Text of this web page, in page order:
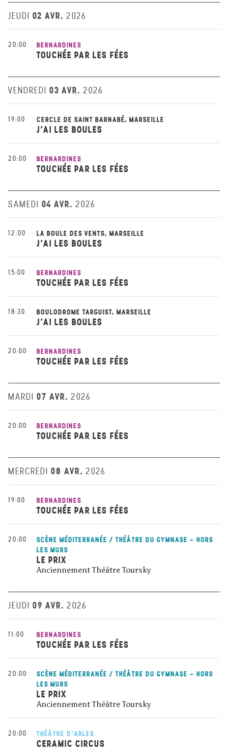
JEUDI 02 AVR. 2026
20:00 BERNARDINES
TOUCHÉE PAR LES FÉES
VENDREDI 03 AVR. 2026
19:00 CERCLE DE SAINT BARNABÉ, MARSEILLE
J'AI LES BOULES
20:00 BERNARDINES
TOUCHÉE PAR LES FÉES
SAMEDI 04 AVR. 2026
12:00 LA BOULE DES VENTS, MARSEILLE
J'AI LES BOULES
15:00 BERNARDINES
TOUCHÉE PAR LES FÉES
18:30 BOULODROME TARGUIST, MARSEILLE
J'AI LES BOULES
20:00 BERNARDINES
TOUCHÉE PAR LES FÉES
MARDI 07 AVR. 2026
20:00 BERNARDINES
TOUCHÉE PAR LES FÉES
MERCREDI 08 AVR. 2026
19:00 BERNARDINES
TOUCHÉE PAR LES FÉES
20:00
SCÈNE MÉDITERRANÉE / THÉÂTRE DU GYMNASE - HORS
LES MURS
LE PRIX
Anciennement Théâtre Toursky
JEUDI 09 AVR. 2026
11:00 BERNARDINES
TOUCHÉE PAR LES FÉES
20:00
SCÈNE MÉDITERRANÉE / THÉÂTRE DU GYMNASE - HORS
LES MURS
LE PRIX
Anciennement Théâtre Toursky
20:00 THÉÂTRE D'ARLES
CERAMIC CIRCUS